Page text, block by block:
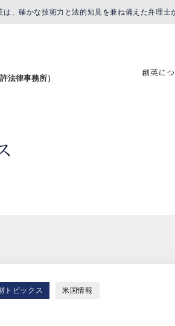
は、確かな技術力と法的知見を兼ね備えた弁理
法律事務所）
創英に
トピックス 米国情報